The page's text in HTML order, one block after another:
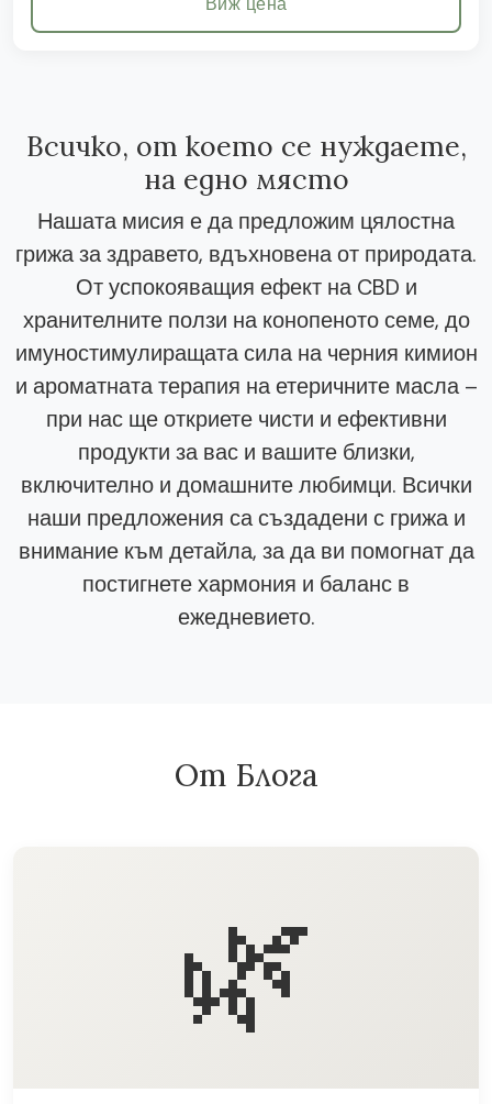
Всичко, от което се нуждаете,
на едно място
Нашата мисия е да предложим цялостна
грижа за здравето, вдъхновена от природата.
От успокояващия ефект на CBD и
хранителните ползи на конопеното семе, до
имуностимулиращата сила на черния кимион
и ароматната терапия на етеричните масла –
при нас ще откриете чисти и ефективни
продукти за вас и вашите близки,
включително и домашните любимци. Всички
наши предложения са създадени с грижа и
внимание към детайла, за да ви помогнат да
постигнете хармония и баланс в
ежедневието.
От Блога
🌿